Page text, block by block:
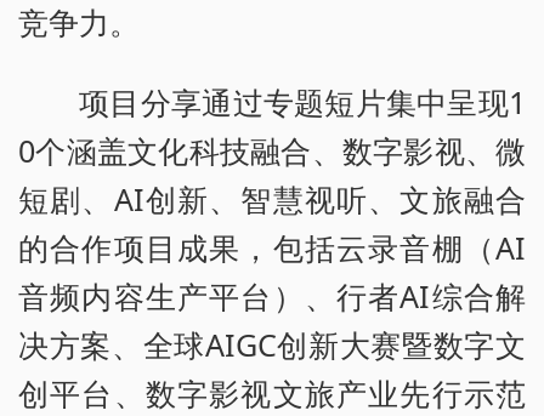
竞争力。
项目分享通过专题短片集中呈现1
0个涵盖文化科技融合、数字影视、微
短剧、AI创新、智慧视听、文旅融合
的合作项目成果，包括云录音棚（AI
音频内容生产平台）、行者AI综合解
决方案、全球AIGC创新大赛暨数字文
创平台、数字影视文旅产业先行示范